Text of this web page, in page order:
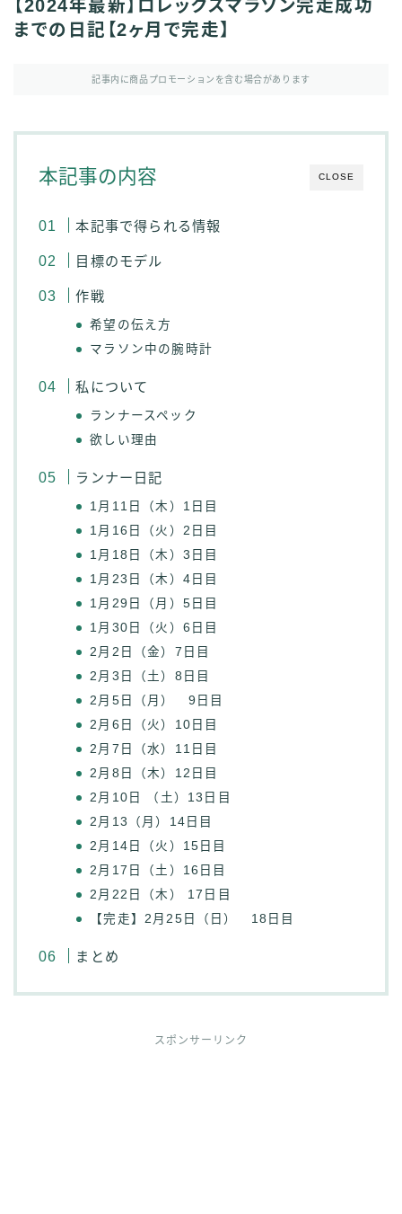
【2024年最新】ロレックスマラソン完走成功
までの日記【2ヶ月で完走】
記事内に商品プロモーションを含む場合があります
CLOSE
本記事の内容
本記事で得られる情報
目標のモデル
作戦
希望の伝え方
マラソン中の腕時計
私について
ランナースペック
欲しい理由
ランナー日記
1月11日（木）1日目
1月16日（火）2日目
1月18日（木）3日目
1月23日（木）4日目
1月29日（月）5日目
1月30日（火）6日目
2月2日（金）7日目
2月3日（土）8日目
2月5日（月） 9日目
2月6日（火）10日目
2月7日（水）11日目
2月8日（木）12日目
2月10日 （土）13日目
2月13（月）14日目
2月14日（火）15日目
2月17日（土）16日目
2月22日（木） 17日目
【完走】2月25日（日） 18日目
まとめ
スポンサーリンク